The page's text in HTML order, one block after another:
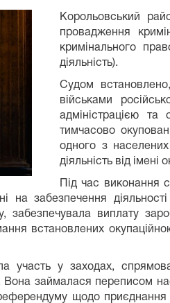
Корольовський
провадження
кримінального
діяльність).
Судом
військами
адміністрацією
тимчасово
одного з
діяльність від
Під час виконання
на забезпечення
забезпечувала виплату
встановлених
участь у заходах,
Вона займалася переписом
щодо приєднання